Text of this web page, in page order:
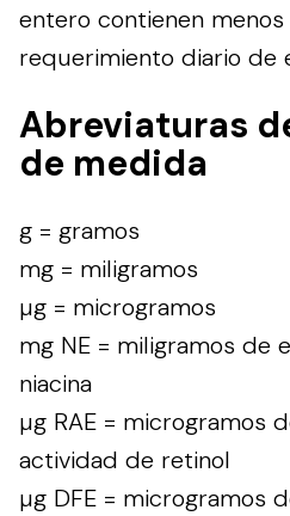
entero contienen
requerimiento diario de
Abreviaturas
de medida
g = gramos
mg = miligramos
µg = microgramos
mg NE = miligramos de
niacina
µg RAE = microgramos
actividad de retinol
µg DFE = microgramos